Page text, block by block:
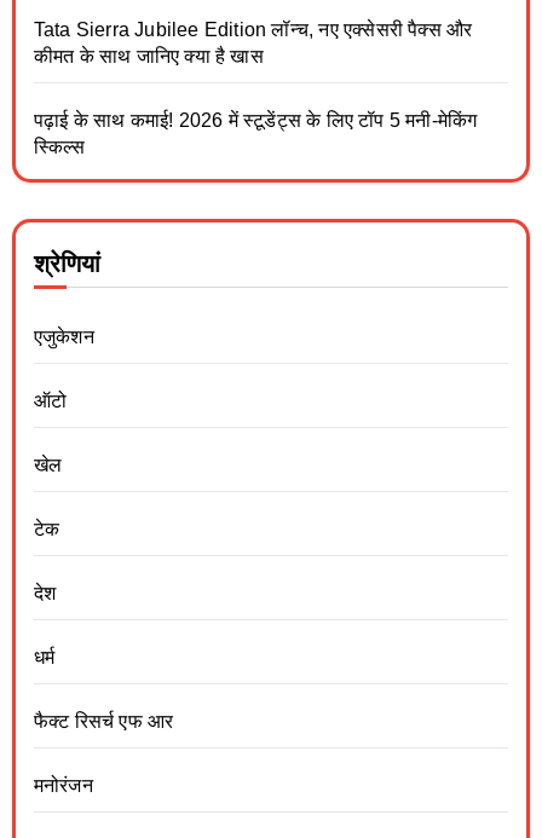
Tata Sierra Jubilee Edition लॉन्च, नए एक्सेसरी पैक्स और
कीमत के साथ जानिए क्या है खास
पढ़ाई के साथ कमाई! 2026 में स्टूडेंट्स के लिए टॉप 5 मनी-मेकिंग
स्किल्स
श्रेणियां
एजुकेशन
ऑटो
खेल
टेक
देश
धर्म
फैक्ट रिसर्च एफ आर
मनोरंजन